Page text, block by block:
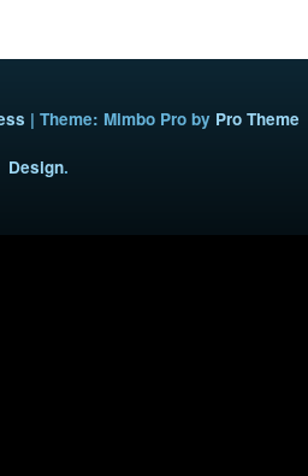
| Theme: Mimbo Pro by Pro Theme
Design.